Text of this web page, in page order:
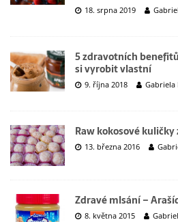
18. srpna 2019
5 zdravotních
si vyrobit vlastní
9. října 2018 Gabriela
Raw kokosové
13. března 2016
Zdravé mlsání –
8. května 2015